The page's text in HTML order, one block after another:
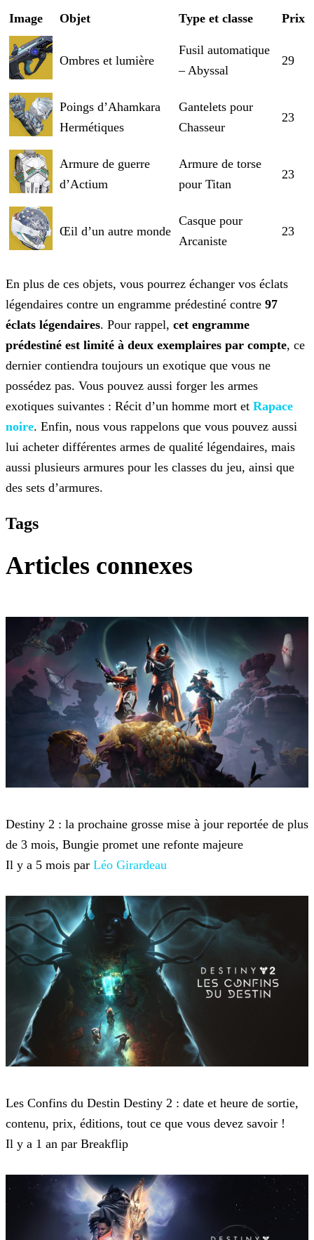
Image Objet Type et classe Prix
Ombres et lumière
Fusil automatique
– Abyssal
29
Poings d’Ahamkara
Hermétiques
Gantelets pour
Chasseur
23
Armure de guerre
d’Actium
Armure de torse
pour Titan
23
Œil d’un autre monde
Casque pour
Arcaniste
23
En plus de ces objets, vous pourrez échanger vos éclats
légendaires contre un engramme prédestiné contre 97
éclats légendaires. Pour rappel, cet engramme
prédestiné est limité à deux exemplaires par compte, ce
dernier contiendra toujours un exotique que vous ne
possédez pas. Vous pouvez aussi forger les armes
exotiques suivantes : Récit d’un homme mort et Rapace
noire. Enfin, nous vous rappelons que vous pouvez aussi
lui acheter différentes armes de qualité légendaires, mais
aussi plusieurs armures pour les classes du jeu, ainsi que
des sets d’armures.
Tags
Articles connexes
Destiny 2 : la prochaine grosse mise à jour reportée de plus
de 3 mois, Bungie promet une refonte majeure
Il y a 5 mois par Léo Girardeau
Les Confins du Destin Destiny 2 : date et heure de sortie,
contenu, prix, éditions, tout ce que vous devez savoir !
Il y a 1 an par Breakflip